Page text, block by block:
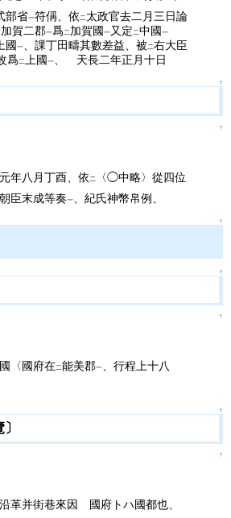
部省一符偁、依二太政官去二月三日論
賀二郡一爲二加賀國一 又定二中國一
國一 、課丁田疇其數差益、被二右大臣
爲二 上國一 、 天長二年正月十日
↑
↑
年八月丁酉、依 二
〈◯中略〉從四位
臣末成等奏一 、紀氏神幣帛例、
↑
↑
↑
〈國府在二能美郡一、行程上十八
↑
↑
革并街巷來因 國府トハ國都也、